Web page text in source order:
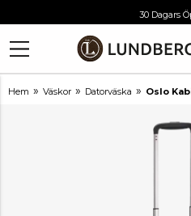
30 Dagars
Utlämning
Snabb
Gratis Frakt Vid
Hem » Väskor » Datorväska » Oslo